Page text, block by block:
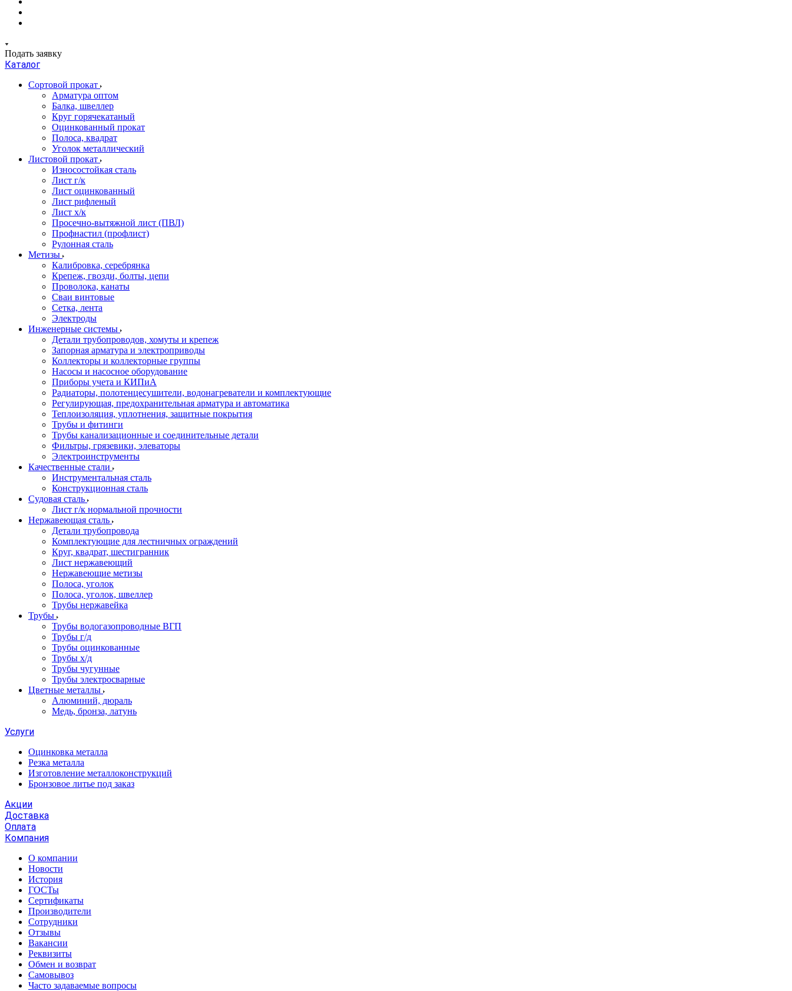
Подать заявку
Каталог
Сортовой прокат
Арматура оптом
Балка, швеллер
Круг горячекатаный
Оцинкованный прокат
Полоса, квадрат
Уголок металлический
Листовой прокат
Износостойкая сталь
Лист г/к
Лист оцинкованный
Лист рифленый
Лист х/к
Просечно-вытяжной лист (ПВЛ)
Профнастил (профлист)
Рулонная сталь
Метизы
Калибровка, серебрянка
Крепеж, гвозди, болты, цепи
Проволока, канаты
Сваи винтовые
Сетка, лента
Электроды
Инженерные системы
Детали трубопроводов, хомуты и крепеж
Запорная арматура и электроприводы
Коллекторы и коллекторные группы
Насосы и насосное оборудование
Приборы учета и КИПиА
Радиаторы, полотенцесушители, водонагреватели и комплектующие
Регулирующая, предохранительная арматура и автоматика
Теплоизоляция, уплотнения, защитные покрытия
Трубы и фитинги
Трубы канализационные и соединительные детали
Фильтры, грязевики, элеваторы
Электроинструменты
Качественные стали
Инструментальная сталь
Конструкционная сталь
Судовая сталь
Лист г/к нормальной прочности
Нержавеющая сталь
Детали трубопровода
Комплектующие для лестничных ограждений
Круг, квадрат, шестигранник
Лист нержавеющий
Нержавеющие метизы
Полоса, уголок
Полоса, уголок, швеллер
Трубы нержавейка
Трубы
Трубы водогазопроводные ВГП
Трубы г/д
Трубы оцинкованные
Трубы х/д
Трубы чугунные
Трубы электросварные
Цветные металлы
Алюминий, дюраль
Медь, бронза, латунь
Услуги
Оцинковка металла
Резка металла
Изготовление металлоконструкций
Бронзовое литье под заказ
Акции
Доставка
Оплата
Компания
О компании
Новости
История
ГОСТы
Сертификаты
Производители
Сотрудники
Отзывы
Вакансии
Реквизиты
Обмен и возврат
Самовывоз
Часто задаваемые вопросы